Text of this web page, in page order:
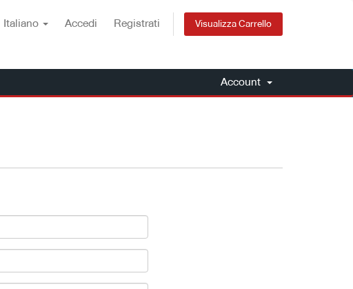
Italiano Accedi Registrati Visualizza Carrello
Account